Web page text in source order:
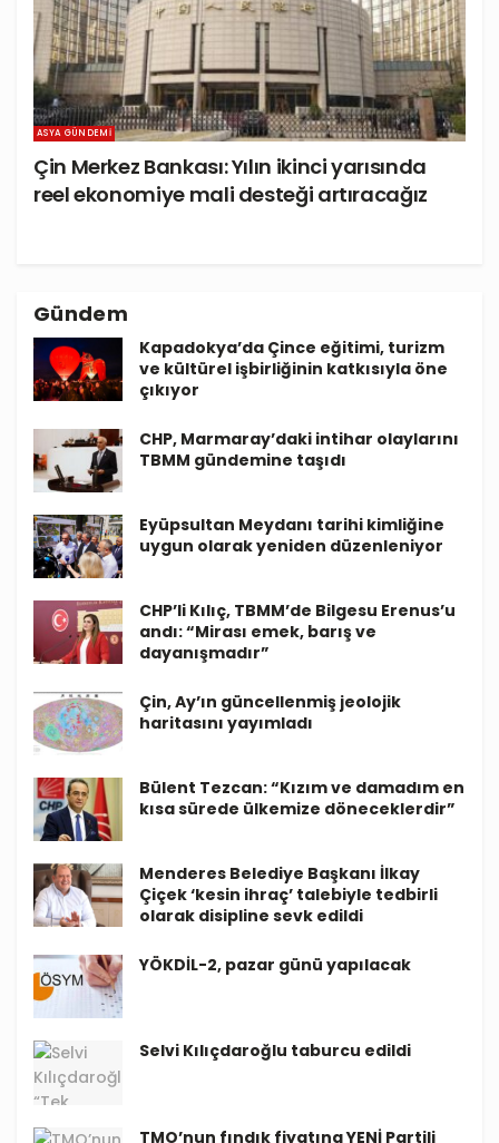
ASYA GÜNDEMI
Çin Merkez Bankası: Yılın ikinci yarısında
reel ekonomiye mali desteği artıracağız
Gündem
Kapadokya’da Çince eğitimi, turizm
ve kültürel işbirliğinin katkısıyla öne
çıkıyor
CHP, Marmaray’daki intihar olaylarını
TBMM gündemine taşıdı
Eyüpsultan Meydanı tarihi kimliğine
uygun olarak yeniden düzenleniyor
CHP’li Kılıç, TBMM’de Bilgesu Erenus’u
andı: “Mirası emek, barış ve
dayanışmadır”
Çin, Ay’ın güncellenmiş jeolojik
haritasını yayımladı
Bülent Tezcan: “Kızım ve damadım en
kısa sürede ülkemize döneceklerdir”
Menderes Belediye Başkanı İlkay
Çiçek ‘kesin ihraç’ talebiyle tedbirli
olarak disipline sevk edildi
YÖKDİL-2, pazar günü yapılacak
Selvi Kılıçdaroğlu taburcu edildi
TMO’nun fındık fiyatına YENİ Partili